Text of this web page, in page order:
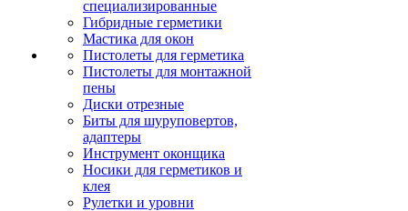
специализированные
Гибридные герметики
Мастика для окон
Пистолеты для герметика
Пистолеты для монтажной
пены
Диски отрезные
Биты для шуруповертов,
адаптеры
Инструмент оконщика
Носики для герметиков и
клея
Рулетки и уровни